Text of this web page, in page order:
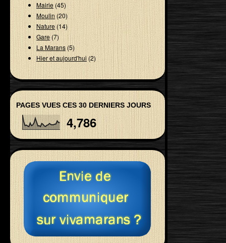
Mairie(45)
Moulin(20)
Nature(14)
Gare (7)
La Marans(5)
Hier et aujourd'hui (2)
PAGES VUES CES 30 DERNIERS JOURS
4,786